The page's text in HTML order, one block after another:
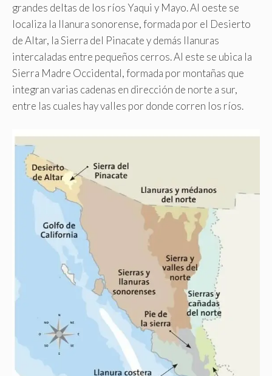
grandes deltas de los ríos Yaqui y Mayo. Al oeste se
localiza la llanura sonorense, formada por el Desierto
de Altar, la Sierra del Pinacate y demás llanuras
intercaladas entre pequeños cerros. Al este se ubica la
Sierra Madre Occidental, formada por montañas que
integran varias cadenas en dirección de norte a sur,
entre las cuales hay valles por donde corren los ríos.